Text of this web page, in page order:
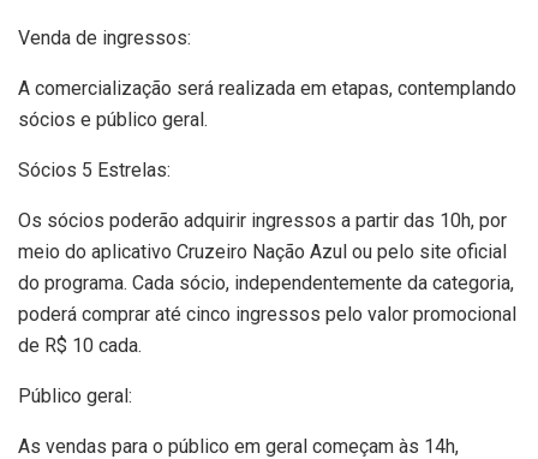
Venda de ingressos:
A comercialização será realizada em etapas, contemplando
sócios e público geral.
Sócios 5 Estrelas:
Os sócios poderão adquirir ingressos a partir das 10h, por
meio do aplicativo Cruzeiro Nação Azul ou pelo site oficial
do programa. Cada sócio, independentemente da categoria,
poderá comprar até cinco ingressos pelo valor promocional
de R$ 10 cada.
Público geral:
As vendas para o público em geral começam às 14h,